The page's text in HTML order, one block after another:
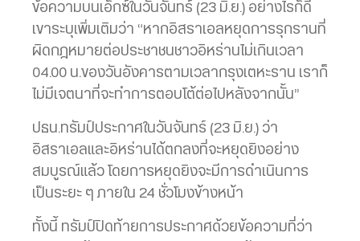
ข้อความบนเอ็กซ์ในวันจันทร์ (23 มิ.ย.) อย่างไรก็ดี
เขาระบุเพิ่มเติมว่า “หากอิสราเอลหยุดการรุกรานที่
ผิดกฎหมายต่อประชาชนชาวอิหร่านไม่เกินเวลา
04.00 น.ของวันอังคารตามเวลากรุงเตหะราน เราก็
ไม่มีเจตนาที่จะทำการตอบโต้ต่อไปหลังจากนั้น”
ปธน.ทรัมป์ประกาศในวันจันทร์ (23 มิ.ย.) ว่า
อิสราเอลและอิหร่านได้ตกลงที่จะหยุดยิงอย่าง
สมบูรณ์แล้ว โดยการหยุดยิงจะมีการดำเนินการ
เป็นระยะ ๆ ภายใน 24 ชั่วโมงข้างหน้า
ทั้งนี้ ทรัมป์ปิดท้ายการประกาศด้วยข้อความที่ว่า